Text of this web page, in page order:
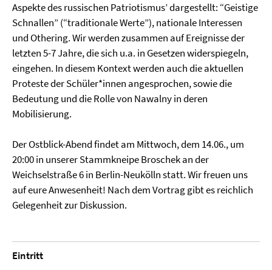
Aspekte des russischen Patriotismus’ dargestellt: “Geistige
Schnallen” (“traditionale Werte”), nationale Interessen
und Othering. Wir werden zusammen auf Ereignisse der
letzten 5-7 Jahre, die sich u.a. in Gesetzen widerspiegeln,
eingehen. In diesem Kontext werden auch die aktuellen
Proteste der Schüler*innen angesprochen, sowie die
Bedeutung und die Rolle von Nawalny in deren
Mobilisierung.
Der Ostblick-Abend findet am Mittwoch, dem 14.06., um
20:00 in unserer Stammkneipe Broschek an der
Weichselstraße 6 in Berlin-Neukölln statt. Wir freuen uns
auf eure Anwesenheit! Nach dem Vortrag gibt es reichlich
Gelegenheit zur Diskussion.
Eintritt